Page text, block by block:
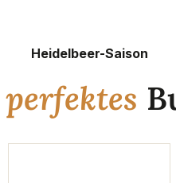
Heidelbeer-Saison
perfektes